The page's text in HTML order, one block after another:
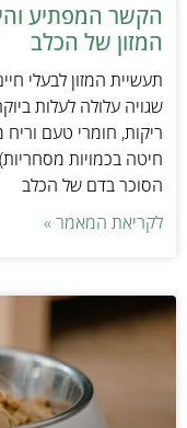
הקשר המפתיע
המזון של הכלב
תעשיית המזון לבעלי
שגויה עלולה לעלות
ריקות, חומרי טעם וריח
חיטה בכמויות
הסוכר בדם של הכלב
לקריאת המאמר »